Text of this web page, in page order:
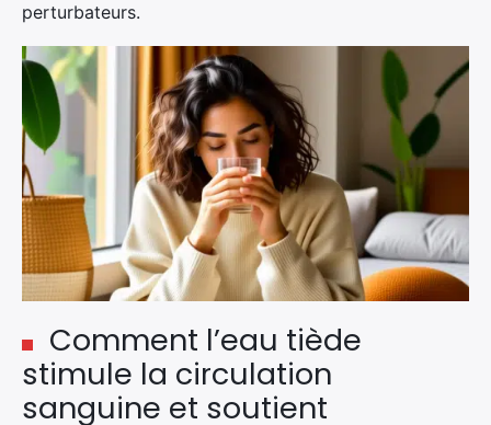
perturbateurs.
Comment l’eau tiède
stimule la circulation
sanguine et soutient